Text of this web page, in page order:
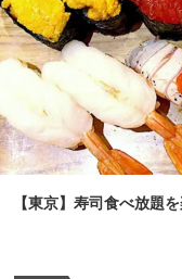
【東京】寿司食べ放題